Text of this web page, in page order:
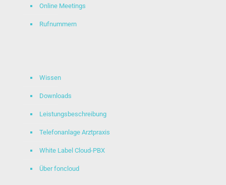
Online Meetings
Rufnummern
Wissen
Downloads
Leistungsbeschreibung
Telefonanlage Arztpraxis
White Label Cloud-PBX
Über foncloud